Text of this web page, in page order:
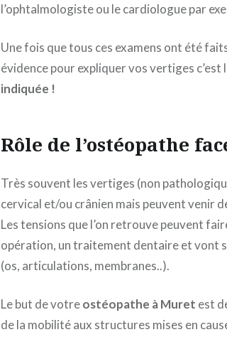
l’ophtalmologiste ou le cardiologue par
Une fois que tous ces examens ont été
évidence pour expliquer vos vertiges c’est
indiquée !
Rôle de l’ostéopathe
Très souvent les vertiges (non
cervical et/ou crânien mais peuvent venir
Les tensions que l’on retrouve peuvent
opération, un traitement dentaire et vont
(os, articulations, membranes..).
Le but de votreostéopathe à Muret est
de la mobilité aux structures mises en